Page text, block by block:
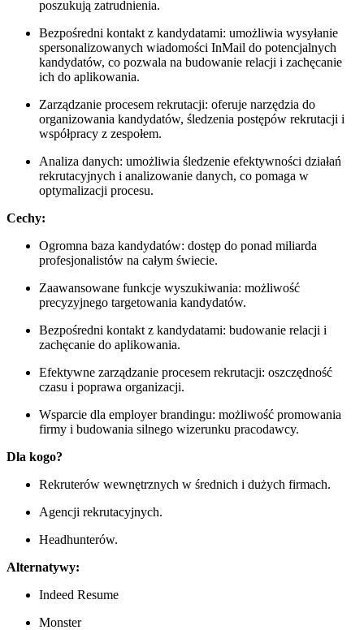
poszukują zatrudnienia.
Bezpośredni kontakt z kandydatami: umożliwia wysyłanie
spersonalizowanych wiadomości InMail do potencjalnych
kandydatów, co pozwala na budowanie relacji i zachęcanie
ich do aplikowania.
Zarządzanie procesem rekrutacji: oferuje narzędzia do
organizowania kandydatów, śledzenia postępów rekrutacji i
współpracy z zespołem.
Analiza danych: umożliwia śledzenie efektywności działań
rekrutacyjnych i analizowanie danych, co pomaga w
optymalizacji procesu.
Cechy:
Ogromna baza kandydatów: dostęp do ponad miliarda
profesjonalistów na całym świecie.
Zaawansowane funkcje wyszukiwania: możliwość
precyzyjnego targetowania kandydatów.
Bezpośredni kontakt z kandydatami: budowanie relacji i
zachęcanie do aplikowania.
Efektywne zarządzanie procesem rekrutacji: oszczędność
czasu i poprawa organizacji.
Wsparcie dla employer brandingu: możliwość promowania
firmy i budowania silnego wizerunku pracodawcy.
Dla kogo?
Rekruterów wewnętrznych w średnich i dużych firmach.
Agencji rekrutacyjnych.
Headhunterów.
Alternatywy:
Indeed Resume
Monster